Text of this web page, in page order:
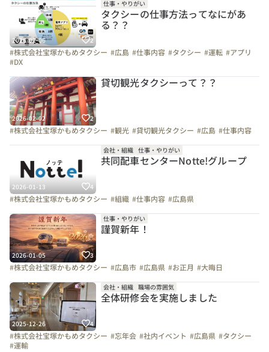
2026-02-06 2
仕事・やりがい
タクシーの仕事方法ってなにがあ
る？？
#株式会社宝塚かもめタクシー #広島 #仕事内容 #タクシー #運転 #アプリ
#DX
2026-02-02 2
貸切観光タクシーって？？
#株式会社宝塚かもめタクシー #観光 #貸切観光タクシー #広島 #仕事内容
2026-01-13 4
会社・組織 仕事・やりがい
共同配車センターNotte!グループ
#株式会社宝塚かもめタクシー #組織 #仕事内容 #広島県
2026-01-05 3
仕事・やりがい
謹賀新年！
#株式会社宝塚かもめタクシー #広島市 #広島県 #お正月 #大晦日
2025-12-26 4
会社・組織 職場の雰囲気
全体研修会を実施しました
#株式会社宝塚かもめタクシー #忘年会 #社内イベント #広島県 #タクシー
#運輸